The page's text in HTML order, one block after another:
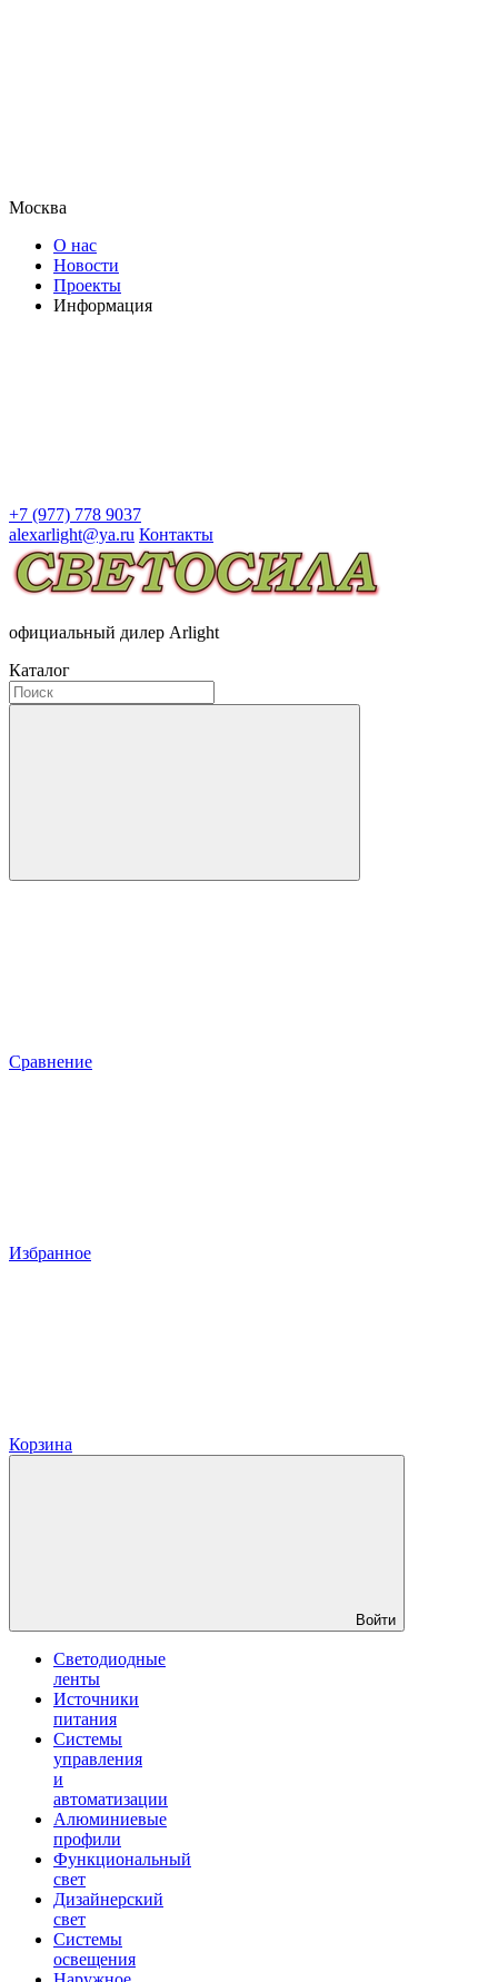
Москва
О нас
Новости
Проекты
Информация
+7 (977) 778 9037
alexarlight@ya.ru Контакты
официальный дилер Arlight
Каталог
Сравнение
Избранное
Корзина
Войти
Светодиодные
ленты
Источники
питания
Системы
управления
и
автоматизации
Алюминиевые
профили
Функциональный
свет
Дизайнерский
свет
Системы
освещения